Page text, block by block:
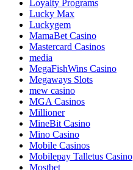
Loyalty Programs
Lucky Max
Luckygem
MamaBet Casino
Mastercard Casinos
media
MegaFishWins Casino
Megaways Slots
mew casino
MGA Casinos
Millioner
MineBit Casino
Mino Casino
Mobile Casinos
Mobilepay Talletus Casino
Mostbet